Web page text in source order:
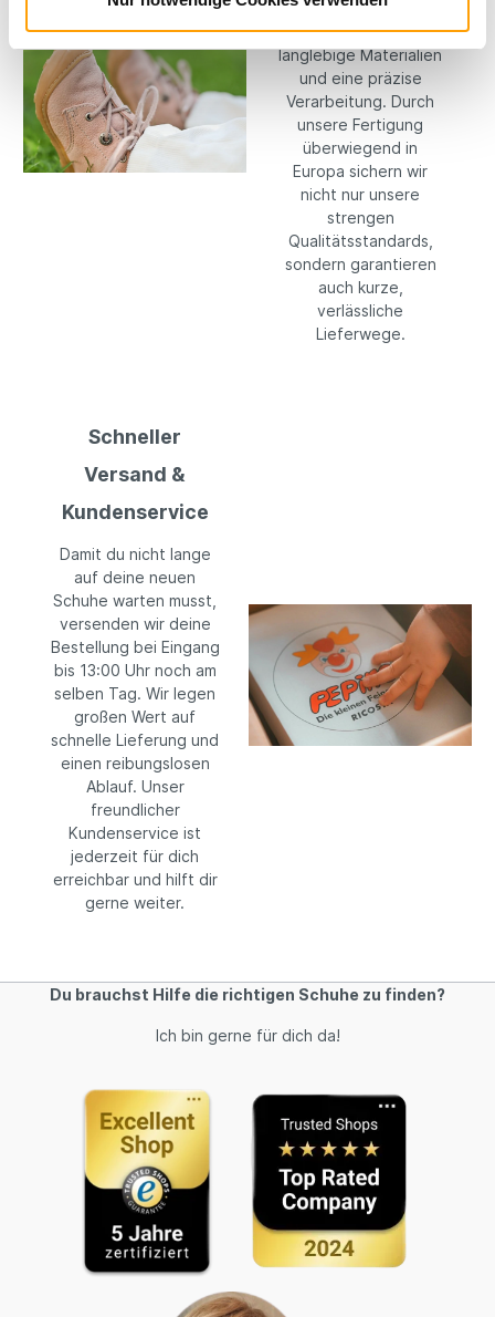
setzen konsequent
auf hochwertige,
langlebige Materialien
und eine präzise
Verarbeitung. Durch
unsere Fertigung
überwiegend in
Europa sichern wir
nicht nur unsere
strengen
Qualitätsstandards,
sondern garantieren
auch kurze,
verlässliche
Lieferwege.
Schneller
Versand &
Kundenservice
Damit du nicht lange
auf deine neuen
Schuhe warten musst,
versenden wir deine
Bestellung bei Eingang
bis 13:00 Uhr noch am
selben Tag. Wir legen
großen Wert auf
schnelle Lieferung und
einen reibungslosen
Ablauf. Unser
freundlicher
Kundenservice ist
jederzeit für dich
erreichbar und hilft dir
gerne weiter.
Du brauchst Hilfe die richtigen Schuhe zu finden?
Ich bin gerne für dich da!